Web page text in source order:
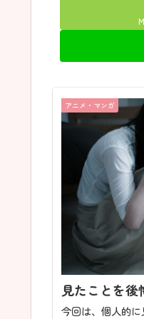
アニメ・マンガ
見たことを
今回は、個人的